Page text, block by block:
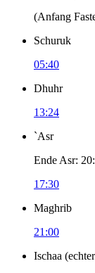
(Anfang
Schuruk
05:40
Dhuhr
13:24
`Asr
Ende Asr:
17:30
Maghrib
21:00
Ischaa (